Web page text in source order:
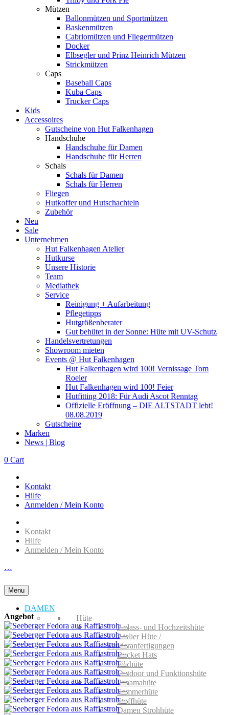
Mützen
Ballonmützen und Sportmützen
Baskenmützen
Cabriomützen und Fliegermützen
Docker
Elbsegler und Prinz Heinrich Mützen
Strickmützen
Caps
Baseball Caps
Kuba Caps
Trucker Caps
Kids
Accessoires
Gutscheine von Hut Falkenhagen
Handschuhe
Handschuhe für Damen
Handschuhe für Herren
Schals
Schals für Damen
Schals für Herren
Fliegen
Hutkoffer und Hutschachteln
Zubehör
Neu
Sale
Unternehmen
Hut Falkenhagen Atelier
Hutkurse
Unsere Historie
Team
Mediathek
Service
Reinigung + Aufarbeitung
Pflegetipps
Hutgrößenberater
Gut behütet in der Sonne: Hüte mit UV-Schutz
Handelsvertretungen
Showroom mieten
Events @ Hut Falkenhagen
Hut Falkenhagen wird 100! Vernissage Tom
Roeler
Hut Falkenhagen wird 100! Feier
Hutfitting 2018: Für Audi Ascot Renntag
Offizielle Eröffnung – DIE ALTSTADT lebt!
08.08.2019
Gutscheine
Marken
News | Blog
0 Cart
Kontakt
Hilfe
Anmelden / Mein Konto
Kontakt
Hilfe
Anmelden / Mein Konto
…
Menu
DAMEN
Hüte
Anlass- und Hochzeitshüte
Atelier Hüte /
Sonderanfertigungen
Bucket Hats
Filzhüte
Outdoor und Funktionshüte
Panamahüte
Sommerhüte
Stoffhüte
Damen Strohhüte
Angebot